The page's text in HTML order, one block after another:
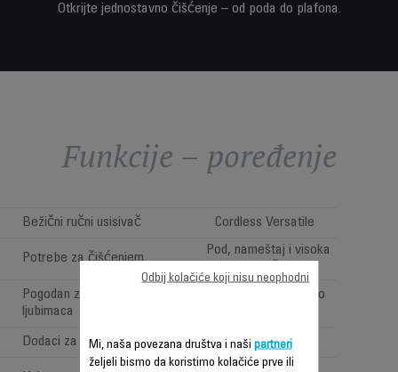
Otkrijte jednostavno čišćenje – od poda do plafona.
Funkcije – poređenje
Bežični ručni usisivač Cordless Versatile
Potrebe za čišćenjem
Pod, nameštaj i visoka
Pogodan za vlasnike kućnih
ljubimaca
Da (sa Animal Turbo
Dodaci za automobilMi, naša povezana društva i naši partneri
željeli bismo da koristimo kolačiće prve ili
Odbij kolačiće koji nisu neophodni